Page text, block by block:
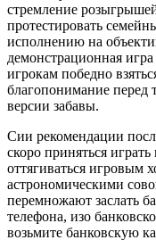
стремление
протестировать
исполнению на
демонстрационная
игрокам победно
благопонимание перед
версии забавы.
Сии рекомендации
скоро приняться
оттягиваться игровым
астрономическими
перемножают заслать
телефона, изо
возьмите банковскую